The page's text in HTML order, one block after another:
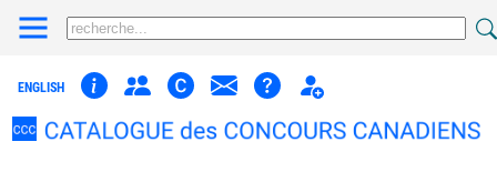
ENGLISH